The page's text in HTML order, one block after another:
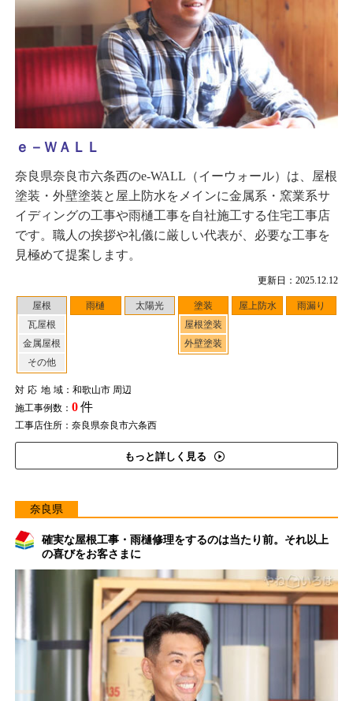
更新日：2025.12.12
屋根
瓦屋根
金属屋根
その他
雨樋 太陽光
塗装
屋根塗装
外壁塗装
屋上防水 雨漏り
対応地域：和歌山市 周辺
施工事例数： 0件
工事店住所：奈良県奈良市六条西
もっと詳しく見る
ｅ－ＷＡＬＬ
奈良県奈良市六条西のe-WALL（イーウォール）は、屋根
塗装・外壁塗装と屋上防水をメインに金属系・窯業系サ
イディングの工事や雨樋工事を自社施工する住宅工事店
です。職人の挨拶や礼儀に厳しい代表が、必要な工事を
見極めて提案します。
奈良県
確実な屋根工事・雨樋修理をするのは当たり前。それ以上
の喜びをお客さまに